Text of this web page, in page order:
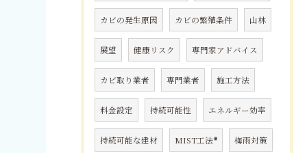
カビの発生原因 カビの繁殖条件 山林
展望 健康リスク 専門家アドバイス
カビ取り業者 専門業者 施工方法
料金設定 持続可能性 エネルギー効率
持続可能な建材 MIST工法® 梅雨対策